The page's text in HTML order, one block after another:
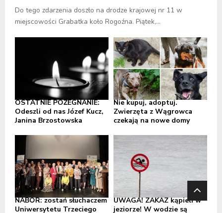
Do tego zdarzenia doszło na drodze krajowej nr 11 w
miejscowości Grabatka koło Rogoźna. Piątek,...
OSTATNIE POŻEGNANIE:
Odeszli od nas Józef Kucz,
Janina Brzostowska
Nie kupuj, adoptuj.
Zwierzęta z Wągrowca
czekają na nowe domy
NABÓR: zostań słuchaczem
Uniwersytetu Trzeciego
UWAGA! ZAKAZ kąpieli w
jeziorze! W wodzie są